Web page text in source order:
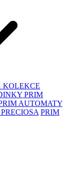
KOLEKCE
PRIM
AUTOMATY
PRIM